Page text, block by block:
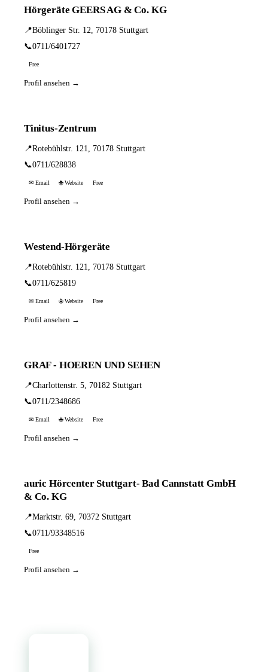
Hörgeräte GEERS AG & Co. KG
📍Böblinger Str. 12, 70178 Stuttgart
📞0711/6401727
Free
Profil ansehen →
Tinitus-Zentrum
📍Rotebühlstr. 121, 70178 Stuttgart
📞0711/628838
✉ Email 🌐 Website Free
Profil ansehen →
Westend-Hörgeräte
📍Rotebühlstr. 121, 70178 Stuttgart
📞0711/625819
✉ Email 🌐 Website Free
Profil ansehen →
GRAF - HOEREN UND SEHEN
📍Charlottenstr. 5, 70182 Stuttgart
📞0711/2348686
✉ Email 🌐 Website Free
Profil ansehen →
auric Hörcenter Stuttgart- Bad Cannstatt GmbH
& Co. KG
📍Marktstr. 69, 70372 Stuttgart
📞0711/93348516
Free
Profil ansehen →